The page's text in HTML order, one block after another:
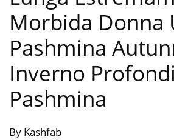
Morbida Donna
Pashmina
Inverno
Pashmina
By Kashfab